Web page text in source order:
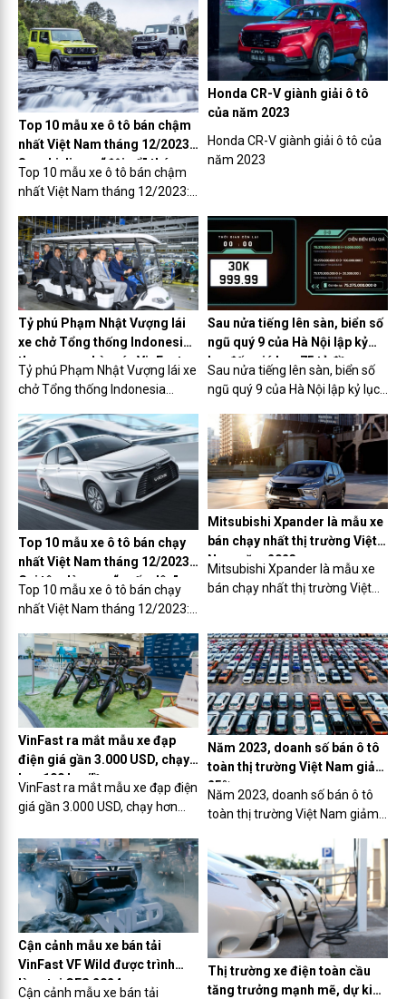
Top 10 mẫu xe ô tô bán chậm
nhất Việt Nam tháng 12/2023:
Suzuki Jimny “đội sổ” tháng
thứ 2 liên tiếp
Top 10 mẫu xe ô tô bán chậm
nhất Việt Nam tháng 12/2023:
thứ 2 liên tiếp
Honda CR-V giành giải ô tô
của năm 2023
Honda CR-V giành giải ô tô của
năm 2023
Tỷ phú Phạm Nhật Vượng lái
xe chở Tổng thống Indonesia
tham quan nhà máy VinFast
Tỷ phú Phạm Nhật Vượng lái xe
chở Tổng thống Indonesia
Sau nửa tiếng lên sàn, biển số
ngũ quý 9 của Hà Nội lập kỷ
lục đấu giá hơn 75 tỷ đồng
Sau nửa tiếng lên sàn, biển số
ngũ quý 9 của Hà Nội lập kỷ lục
Top 10 mẫu xe ô tô bán chạy
nhất Việt Nam tháng 12/2023:
Gọi tên dòng xe “quốc dân”
Top 10 mẫu xe ô tô bán chạy
nhất Việt Nam tháng 12/2023:
Mitsubishi Xpander là mẫu xe
bán chạy nhất thị trường Việt
Nam năm 2023
Mitsubishi Xpander là mẫu xe
bán chạy nhất thị trường Việt
VinFast ra mắt mẫu xe đạp
điện giá gần 3.000 USD, chạy
hơn 100 km/lần sạc
VinFast ra mắt mẫu xe đạp điện
giá gần 3.000 USD, chạy hơn
Năm 2023, doanh số bán ô tô
toàn thị trường Việt Nam giảm
25%
Năm 2023, doanh số bán ô tô
toàn thị trường Việt Nam giảm
Cận cảnh mẫu xe bán tải
VinFast VF Wild được trình
làng tại CES 2024
Cận cảnh mẫu xe bán tải
Thị trường xe điện toàn cầu
tăng trưởng mạnh mẽ, dự kiến